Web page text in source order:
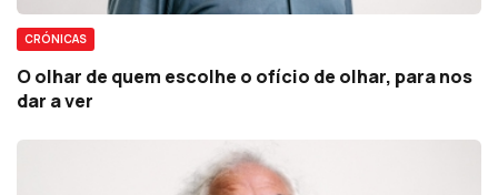
CRÓNICAS
O olhar de quem escolhe o ofício de olhar, para nos
dar a ver